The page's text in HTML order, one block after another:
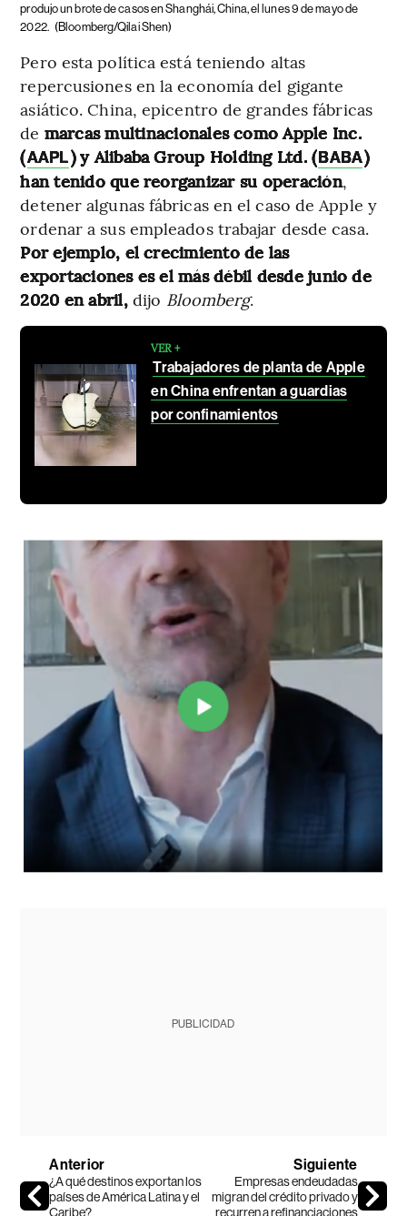
produjo un brote de casos en Shanghái, China, el lunes 9 de mayo de
2022. (Bloomberg/Qilai Shen)
Pero esta política está teniendo altas
repercusiones en la economía del gigante
asiático. China, epicentro de grandes fábricas
de marcas multinacionales como Apple Inc.
(AAPL) y Alibaba Group Holding Ltd. (BABA)
han tenido que reorganizar su operación,
detener algunas fábricas en el caso de Apple y
ordenar a sus empleados trabajar desde casa.
Por ejemplo, el crecimiento de las
exportaciones es el más débil desde junio de
2020 en abril, dijo Bloomberg.
VER +
Trabajadores de planta de Apple
en China enfrentan a guardias
por confinamientos
PUBLICIDAD
Anterior
¿A qué destinos exportan los
países de América Latina y el
Caribe?
Siguiente
Empresas endeudadas
migran del crédito privado y
recurren a refinanciaciones